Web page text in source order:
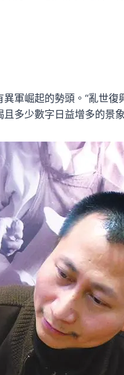
軍崛起的勢頭。“亂世復
多少數字日益增多的景象